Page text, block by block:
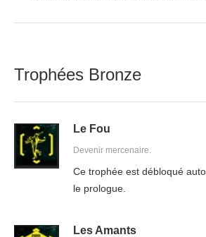
Trophées Bronze
Le Fou
Devenir mercenaire.
Ce trophée est débloqué
le prologue.
Les Amants